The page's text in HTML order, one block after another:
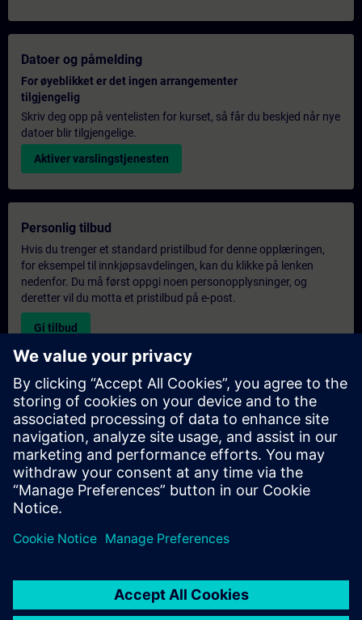
Datoer og påmelding
For øyeblikket er det ingen arrangementer
tilgjengelig
Skriv deg opp på ventelisten for kurset, så får du beskjed når nye
datoer blir tilgjengelige.
Aktiver varslingstjenesten
Personlig tilbud
Hvis du trenger et standard pristilbud for denne opplæringen,
for eksempel til innkjøpsavdelingen, kan du klikke på lenken
nedenfor. Du må først oppgi noen personopplysninger, og
deretter vil du motta et pristilbud på e-post.
Gi tilbud
Forespørsel om eksklusiv opplæring
Fyll ut skjemaet nedenfor hvis du ønsker et tilbud på et
eksklusivt kurs, enten på stedet, virtuelt eller på vårt SITRAIN-
kurssenter. Denne typen forespørsel passer for større grupper (6
personer eller flere). Etter at du har oppgitt kontaktinformasjon
og kursbehov, vil du motta et tilbud fra oss.
Be om eksklusivt tilbud